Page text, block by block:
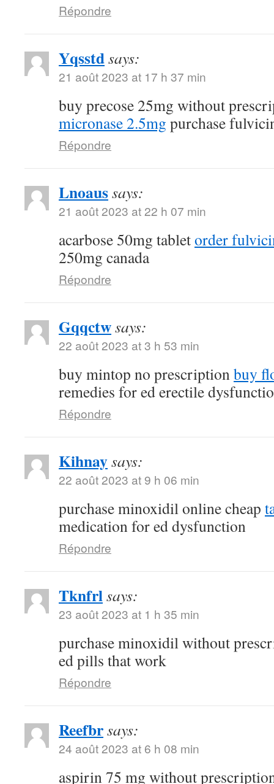
Répondre
Yqsstdsays:
21 août 2023 at 17 h 37 min
buy precose 25mg without
micronase 2.5mg purchase
Répondre
Lnoaussays:
21 août 2023 at 22 h 07 min
acarbose 50mg tabletorder
250mg canada
Répondre
Gqqctwsays:
22 août 2023 at 3 h 53 min
buy mintop no prescriptionbuy
remedies for ed erectile
Répondre
Kihnaysays:
22 août 2023 at 9 h 06 min
purchase minoxidil online cheap
medication for ed dysfunction
Répondre
Tknfrlsays:
23 août 2023 at 1 h 35 min
purchase minoxidil without
ed pills that work
Répondre
Reefbrsays:
24 août 2023 at 6 h 08 min
aspirin 75 mg without